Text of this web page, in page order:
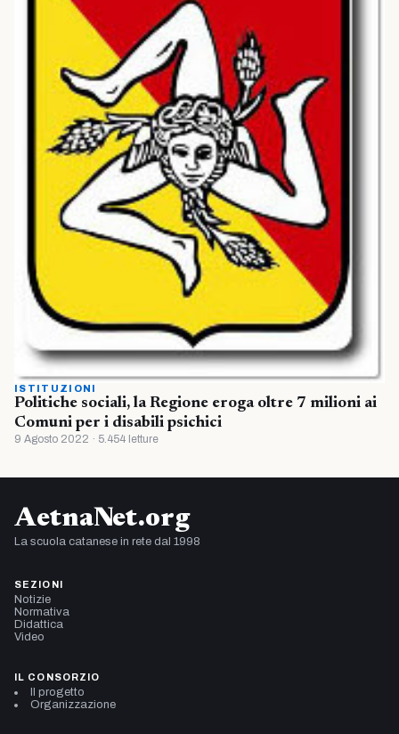
ISTITUZIONI
Politiche sociali, la Regione eroga oltre 7 milioni ai
Comuni per i disabili psichici
9 Agosto 2022 · 5.454 letture
AetnaNet.org
La scuola catanese in rete dal 1998
SEZIONI
Notizie
Normativa
Didattica
Video
IL CONSORZIO
Il progetto
Organizzazione